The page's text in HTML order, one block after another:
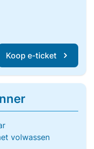
Koop e-ticket
volwassen